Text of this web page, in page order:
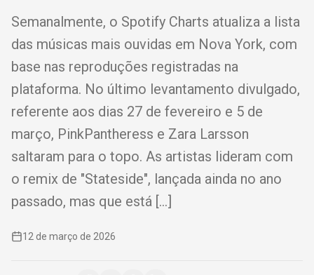
Semanalmente, o Spotify Charts atualiza a lista
das músicas mais ouvidas em Nova York, com
base nas reproduções registradas na
plataforma. No último levantamento divulgado,
referente aos dias 27 de fevereiro e 5 de
março, PinkPantheress e Zara Larsson
saltaram para o topo. As artistas lideram com
o remix de "Stateside", lançada ainda no ano
passado, mas que está […]
12 de março de 2026